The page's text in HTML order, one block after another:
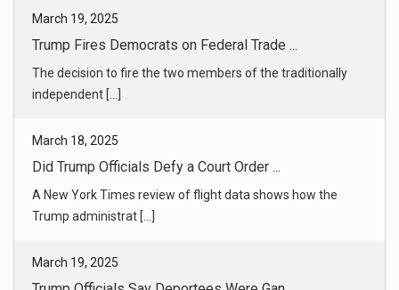
March 18, 2025
Did Trump Officials Defy a Court Order ...
A New York Times review of flight data shows how the
Trump administrat [...]
March 19, 2025
Trump Officials Say Deportees Were Gan ...
Families and immigration lawyers argue not all of the
deportees sent t [...]
March 18, 2025